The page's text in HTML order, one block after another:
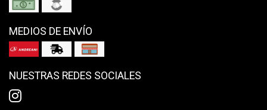
MEDIOS DE ENVÍO
NUESTRAS REDES SOCIALES